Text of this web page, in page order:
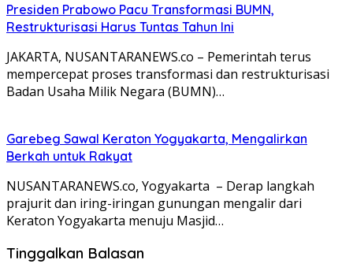
Presiden Prabowo Pacu Transformasi BUMN,
Restrukturisasi Harus Tuntas Tahun Ini
JAKARTA, NUSANTARANEWS.co – Pemerintah terus
mempercepat proses transformasi dan restrukturisasi
Badan Usaha Milik Negara (BUMN)…
Garebeg Sawal Keraton Yogyakarta, Mengalirkan
Berkah untuk Rakyat
NUSANTARANEWS.co, Yogyakarta – Derap langkah
prajurit dan iring-iringan gunungan mengalir dari
Keraton Yogyakarta menuju Masjid…
Tinggalkan Balasan